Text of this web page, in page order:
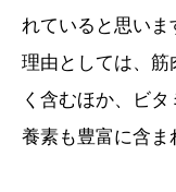
れていると思いま
理由としては、筋
く含むほか、ビ
養素も豊富に含ま